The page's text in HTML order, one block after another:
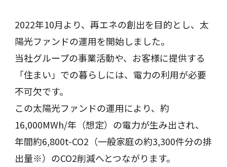
2022年10月より、再エネの創出を目的とし、太
陽光ファンドの運用を開始しました。
当社グループの事業活動や、お客様に提供する
「住まい」での暮らしには、電力の利用が必要
不可欠です。
この太陽光ファンドの運用により、約
16,000MWh/年（想定）の電力が生み出され、
年間約6,800t-CO2（一般家庭の約3,300件分の排
出量※）のCO2削減へとつながります。